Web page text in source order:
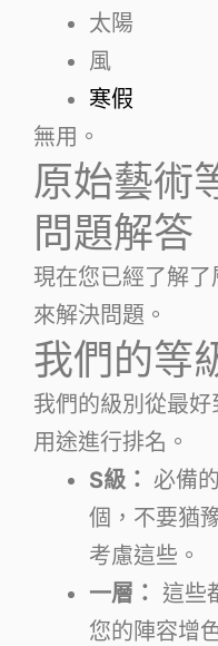
太陽
風
寒假
無用。
原始藝術
問題解答
現在您已經了解
來解決問題。
我們的等
我們的級別從最
用途進行排名。
S級： 必備
個，不要猶
考慮這些。
一層： 這些
您的陣容增